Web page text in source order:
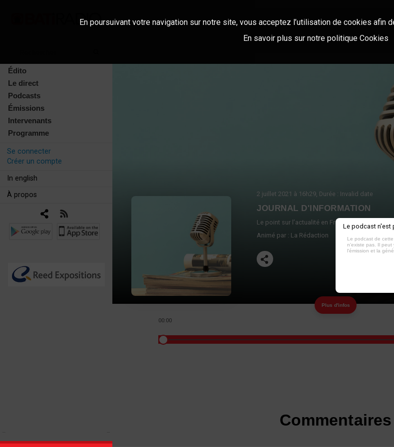
Édito
Le direct
Podcasts
Émissions
Intervenants
Programme
Se connecter
Créer un compte
In english
À propos
2 juillet 2021 à 16h29, Durée : Invalid date
JOURNAL D'INFORMATION
Le point sur l’actualité en France et à
Animé par : La Rédaction
Plus d'infos
00:00
Commentaires
En poursuivant votre navigation sur notre site, vous acceptez l’utilisation de cookies afin
En savoir plus sur notre politique Cookies
Le podcast n'est
Le podcast de
n'existe pas. Il peut
l'émission et la